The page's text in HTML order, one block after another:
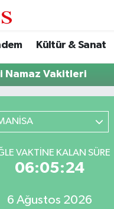
Kültür & Sanat
Namaz Vakitleri
VAKTINE KALAN SÜRE
06:05:24
6 Ağustos 2026
Haberleri